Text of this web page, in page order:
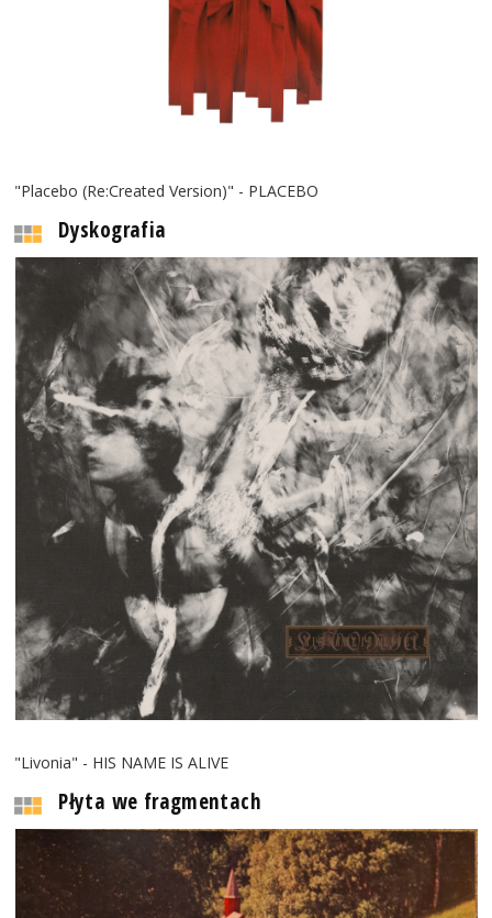
"Placebo (Re:Created Version)" - PLACEBO
Dyskografia
"Livonia" - HIS NAME IS ALIVE
Płyta we fragmentach